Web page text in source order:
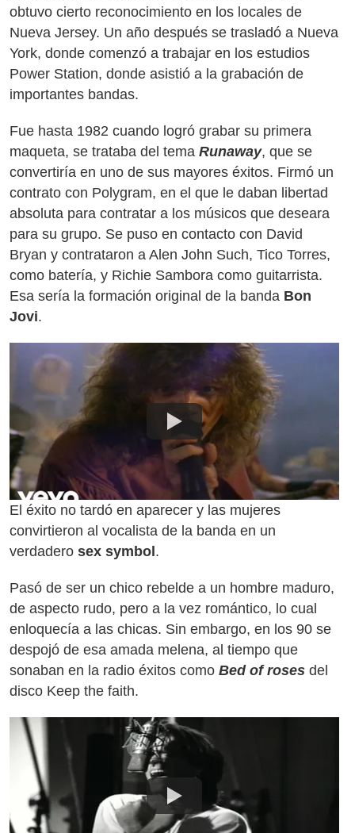
obtuvo cierto reconocimiento en los locales de
Nueva Jersey. Un año después se trasladó a Nueva
York, donde comenzó a trabajar en los estudios
Power Station, donde asistió a la grabación de
importantes bandas.
Fue hasta 1982 cuando logró grabar su primera
maqueta, se trataba del tema Runaway, que se
convertiría en uno de sus mayores éxitos. Firmó un
contrato con Polygram, en el que le daban libertad
absoluta para contratar a los músicos que deseara
para su grupo. Se puso en contacto con David
Bryan y contrataron a Alen John Such, Tico Torres,
como batería, y Richie Sambora como guitarrista.
Esa sería la formación original de la banda Bon
Jovi.
El éxito no tardó en aparecer y las mujeres
convirtieron al vocalista de la banda en un
verdadero sex symbol .
Pasó de ser un chico rebelde a un hombre maduro,
de aspecto rudo, pero a la vez romántico, lo cual
enloquecía a las chicas. Sin embargo, en los 90 se
despojó de esa amada melena, al tiempo que
sonaban en la radio éxitos como Bed of roses del
disco Keep the faith.